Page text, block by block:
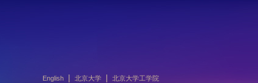
English | 北京大学 | 北京大学工学院